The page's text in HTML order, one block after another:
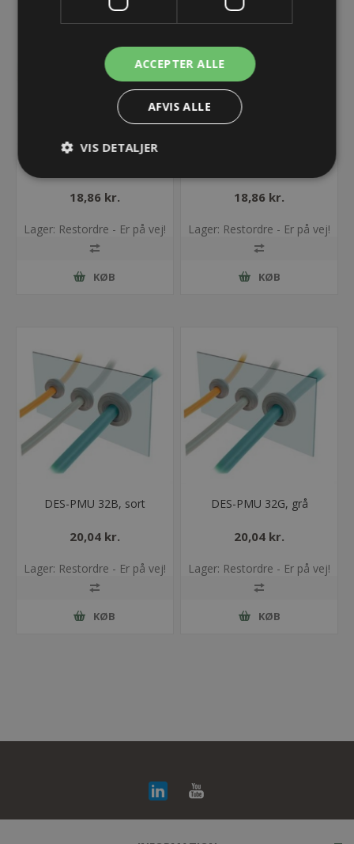
18,86 kr.
Lager: Restordre - Er på vej!
KØB
18,86 kr.
Lager: Restordre - Er på vej!
KØB
DES-PMU 32B, sort
20,04 kr.
Lager: Restordre - Er på vej!
KØB
DES-PMU 32G, grå
20,04 kr.
Lager: Restordre - Er på vej!
KØB
ACCEPTER ALLE
AFVIS ALLE
VIS DETALJER